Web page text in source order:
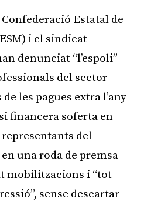
Estatal de
i el sindicat
denunciat “l’espoli”
del sector
les pagues extra l’any
financera soferta en
del
una roda de premsa
mobilitzacions i “tot
sense descartar